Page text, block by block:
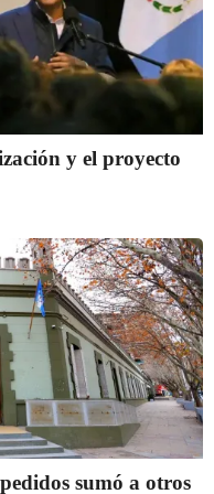
y el proyecto
sumó a otros